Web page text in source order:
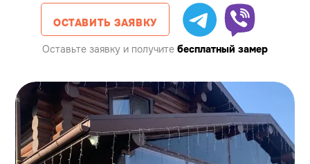
ОСТАВИТЬ ЗАЯВКУ
Оставьте заявку и получите бесплатный замер